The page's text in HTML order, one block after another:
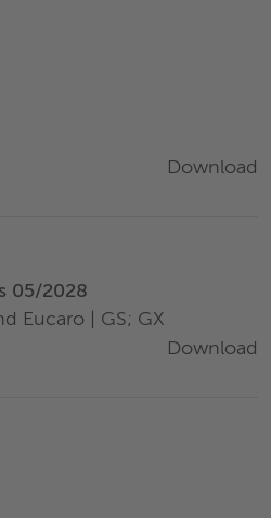
Download
05/2028
Eucaro | GS; GX
Download